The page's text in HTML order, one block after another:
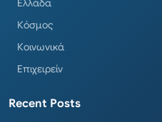
Ελλάδα
Κόσμος
Κοινωνικά
Επιχειρείν
Recent Posts